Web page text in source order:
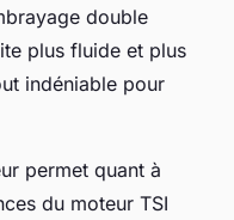
double
plus fluide et plus
indéniable pour
permet quant à
du moteur TSI